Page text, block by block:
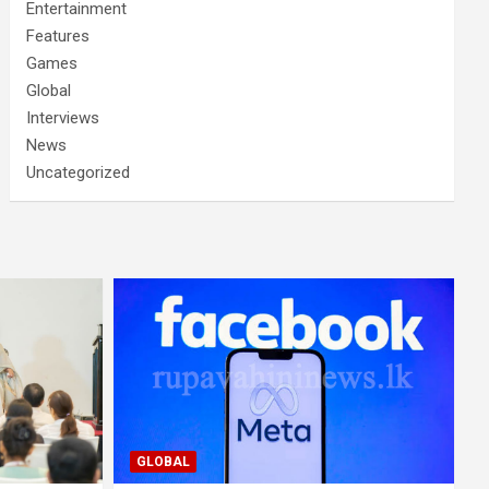
Entertainment
Features
Games
Global
Interviews
News
Uncategorized
GLOBAL